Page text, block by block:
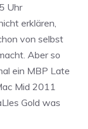
Uhr
erklären,
von selbst
Aber so
ein MBP Late
Mid 2011
Gold was